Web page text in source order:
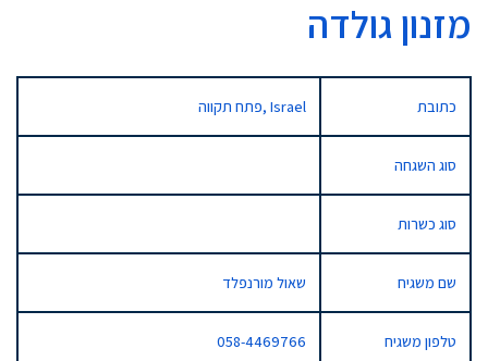
מזנון גולדה
כתובת פתח תקווה, Israel
סוג השגחה
סוג כשרות
שם משגיח שאול מורנפלד
טלפון משגיח 058-4469766